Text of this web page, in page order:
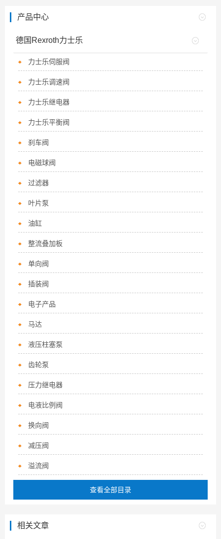
产品中心
德国Rexroth力士乐
力士乐伺服阀
力士乐调速阀
力士乐继电器
力士乐平衡阀
刹车阀
电磁球阀
过滤器
叶片泵
油缸
整流叠加板
单向阀
插装阀
电子产品
马达
液压柱塞泵
齿轮泵
压力继电器
电液比例阀
换向阀
减压阀
溢流阀
查看全部目录
相关文章